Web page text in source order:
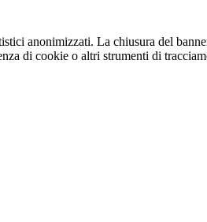
anonimizzati. La chiusura del
di cookie o altri strumenti di